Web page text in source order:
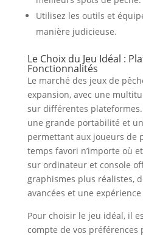
Utilisez les outils et
manière judicieuse.
Le Choix du Jeu Idéal :
Fonctionnalités
Le marché des jeux de
expansion, avec une
sur différentes
une grande portabilité et
permettant aux joueurs de
temps favori n’importe où
sur ordinateur et console
graphismes plus réalistes,
avancées et une
Pour choisir le jeu idéal, il
compte de vos préférences